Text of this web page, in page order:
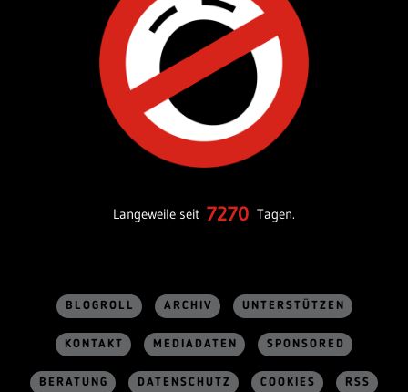
Langeweile seit 7270 Tagen.
BLOGROLL ARCHIV UNTERSTÜTZEN
KONTAKT MEDIADATEN SPONSORED
BERATUNG DATENSCHUTZ COOKIES RSS